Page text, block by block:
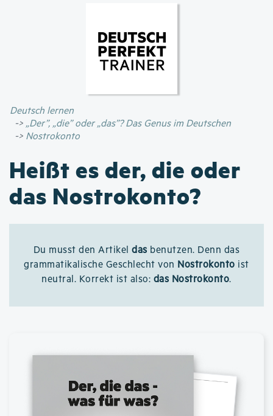
Inhalt
Deutsch lernen
„Der”, „die” oder „das”? Das Genus im Deutschen
Nostrokonto
Heißt es der, die oder
das Nostrokonto?
Du musst den Artikeldas benutzen. Denn das
grammatikalische Geschlecht von Nostrokonto ist
neutral. Korrekt ist also: das Nostrokonto.